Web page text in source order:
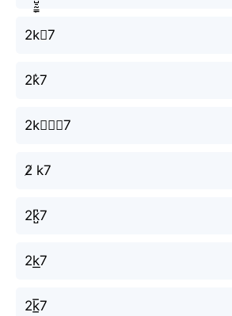
2k⃗7
2k͛7
2k⃒⃒⃒7
2̸ k7
2k̺͆7
2k͟7
2k̲̅7